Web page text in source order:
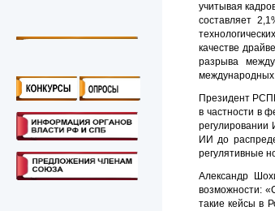
учитывая
составляет
качестве
разрыва
Президент
в частности в
ИИ до
регулятивные
Александр
возможности:
такие кейсы в